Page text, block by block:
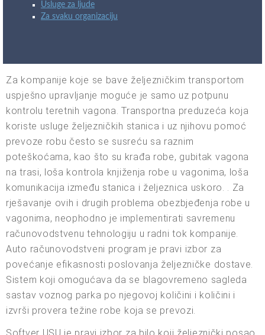
Usluge za ljude
Za svaku organizaciju
Za kompanije koje se bave željezničkim transportom
uspješno upravljanje moguće je samo uz potpunu
kontrolu teretnih vagona. Transportna preduzeća koja
koriste usluge željezničkih stanica i uz njihovu pomoć
prevoze robu često se susreću sa raznim
poteškoćama, kao što su krađa robe, gubitak vagona
na trasi, loša kontrola knjiženja robe u vagonima, loša
komunikacija između stanica i željeznica uskoro. . Za
rješavanje ovih i drugih problema obezbjeđenja robe u
vagonima, neophodno je implementirati savremenu
računovodstvenu tehnologiju u radni tok kompanije.
Auto računovodstveni program je pravi izbor za
povećanje efikasnosti poslovanja željezničke dostave.
Sistem koji omogućava da se blagovremeno sagleda
sastav voznog parka po njegovoj količini i količini i
izvrši provera težine robe koja se prevozi.